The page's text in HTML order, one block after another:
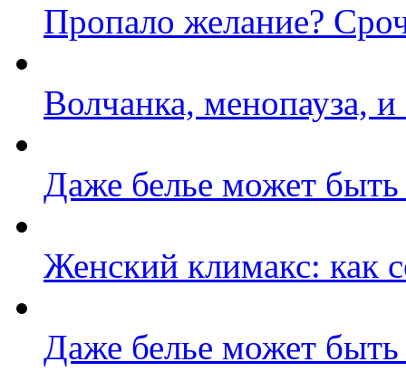
Пропало желание?
Волчанка, менопауза, и
Даже белье может
Женский климакс: как
Даже белье может